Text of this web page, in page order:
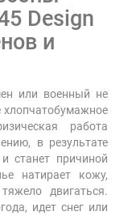
Design
и
или военный не
хлопчатобумажное
работа
в результате
станет причиной
натирает кожу,
двигаться.
идет снег или